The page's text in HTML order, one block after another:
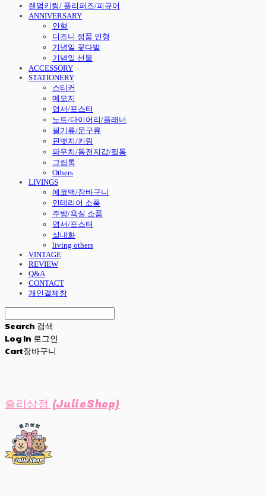
랜덤키링/ 플리퍼즈/피규어
ANNIVERSARY
인형
디즈니 정품 인형
기념일 꽃다발
기념일 선물
ACCESSORY
STATIONERY
스티커
메모지
엽서/포스터
노트/다이어리/플래너
필기류/문구류
핀뱃지/키링
파우치/동전지갑/필통
그립톡
Others
LIVINGS
에코백/장바구니
인테리어 소품
주방/욕실 소품
엽서/포스터
실내화
living others
VINTAGE
REVIEW
Q&A
CONTACT
개인결제창
Search 검색
Log In 로그인
Cart장바구니
쥴리상점 (JulieShop)